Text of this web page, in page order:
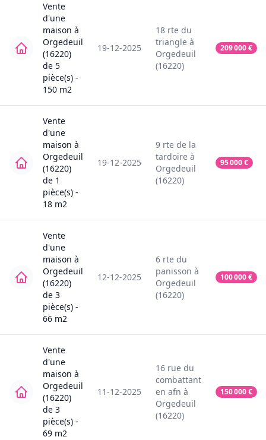
Vente
d'une
maison à
Orgedeuil
(16220)
de 5
pièce(s) -
150 m2
19-12-2025
18 rte du
triangle à
Orgedeuil
(16220)
209 000€
Vente
d'une
maison à
Orgedeuil
(16220)
de 1
pièce(s) -
18 m2
19-12-2025
9 rte de la
tardoire à
Orgedeuil
(16220)
95 000€
Vente
d'une
maison à
Orgedeuil
(16220)
de 3
pièce(s) -
66 m2
12-12-2025
6 rte du
panisson à
Orgedeuil
(16220)
100 000€
Vente
d'une
maison à
Orgedeuil
(16220)
de 3
pièce(s) -
69 m2
11-12-2025
16 rue du
combattant
en afn à
Orgedeuil
(16220)
150 000€